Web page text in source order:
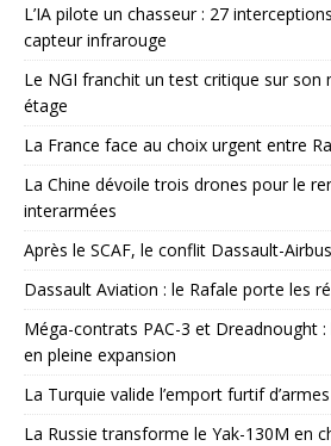
L’IA pilote un chasseur : 27
capteur infrarouge
Le NGI franchit un test critique sur son
étage
La France face au choix urgent entre
La Chine dévoile trois drones pour le
interarmées
Après le SCAF, le conflit Dassault-
Dassault Aviation : le Rafale porte les
Méga-contrats PAC-3 et Dreadnought :
en pleine expansion
La Turquie valide l’emport furtif
La Russie transforme le Yak-130M en